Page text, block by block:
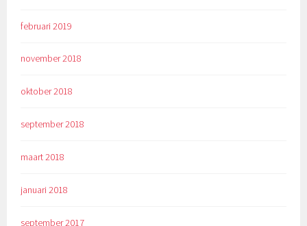
februari 2019
november 2018
oktober 2018
september 2018
maart 2018
januari 2018
september 2017